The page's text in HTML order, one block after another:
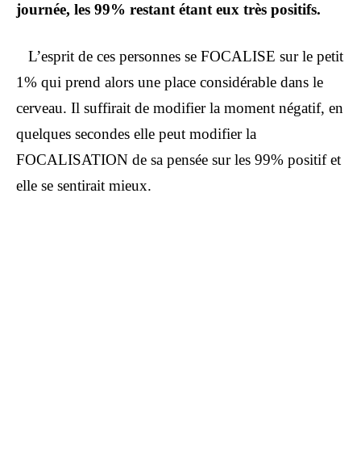
journée, les 99% restant étant eux très positifs.
L’esprit de ces personnes se FOCALISE sur le petit
1% qui prend alors une place considérable dans le
cerveau. Il suffirait de modifier la moment négatif, en
quelques secondes elle peut modifier la
FOCALISATION de sa pensée sur les 99% positif et
elle se sentirait mieux.